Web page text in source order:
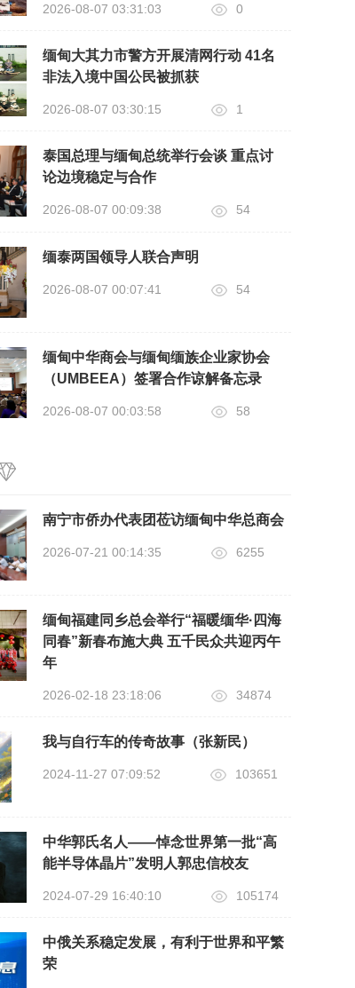
2026-08-07 03:31:03 0
缅甸大其力市警方开展清网行动 41名
非法入境中国公民被抓获
2026-08-07 03:30:15 1
泰国总理与缅甸总统举行会谈 重点讨
论边境稳定与合作
2026-08-07 00:09:38 54
缅泰两国领导人联合声明
2026-08-07 00:07:41 54
缅甸中华商会与缅甸缅族企业家协会
（UMBEEA）签署合作谅解备忘录
2026-08-07 00:03:58 58
南宁市侨办代表团莅访缅甸中华总商会
2026-07-21 00:14:35 6255
缅甸福建同乡总会举行“福暖缅华·四海
同春”新春布施大典 五千民众共迎丙午
年
2026-02-18 23:18:06 34874
我与自行车的传奇故事（张新民）
2024-11-27 07:09:52 103651
中华郭氏名人——悼念世界第一批“高
能半导体晶片”发明人郭忠信校友
2024-07-29 16:40:10 105174
中俄关系稳定发展，有利于世界和平繁
荣